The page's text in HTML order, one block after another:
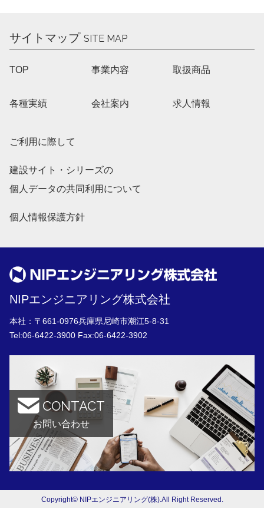
サイトマップ SITE MAP
TOP 事業内容 取扱商品
各種実績 会社案内 求人情報
ご利用に際して
建設サイト・シリーズの
個人データの共同利用について
個人情報保護方針
NIPエンジニアリング株式会社
本社：〒661-0976兵庫県尼崎市潮江5-8-31
Tel:06-6422-3900 Fax:06-6422-3902
CONTACT
お問い合わせ
Copyright© NIPエンジニアリング(株).All Right Reserved.